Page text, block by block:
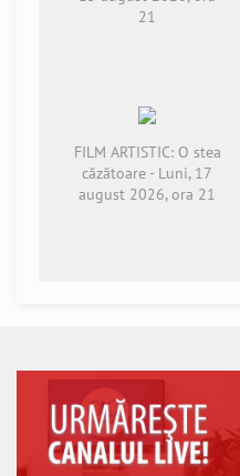
21
FILM ARTISTIC: O stea
căzătoare - Luni, 17
august 2026, ora 21